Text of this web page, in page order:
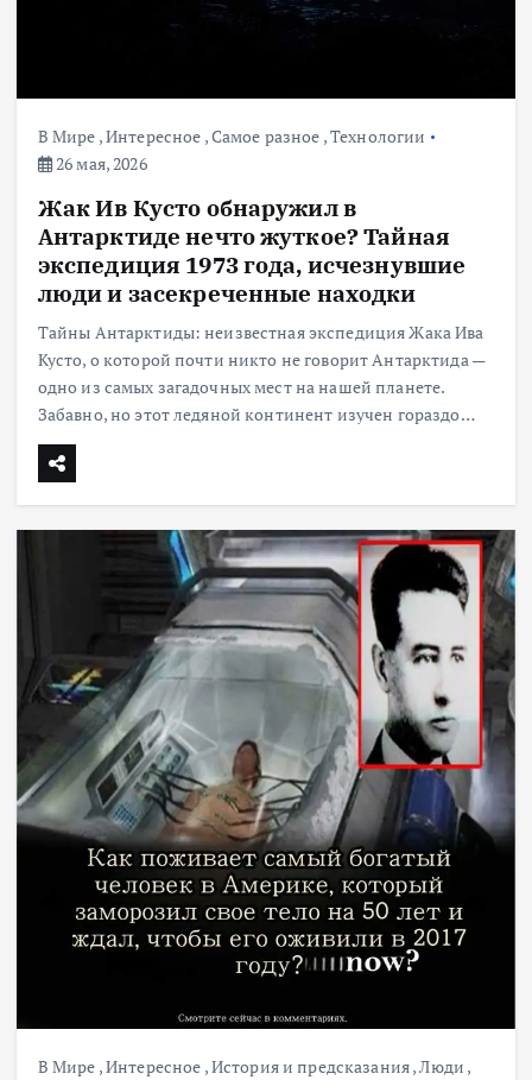
В Мире ,Интересное ,Самое разное ,Технологии
26 мая, 2026
Жак Ив Кусто обнаружил в
Антарктиде нечто жуткое? Тайная
экспедиция 1973 года, исчезнувшие
люди и засекреченные находки
Тайны Антарктиды: неизвестная экспедиция Жака Ива
Кусто, о которой почти никто не говорит Антарктида —
одно из самых загадочных мест на нашей планете.
Забавно, но этот ледяной континент изучен гораздо…
В Мире ,Интересное ,История и предсказания,Люди ,